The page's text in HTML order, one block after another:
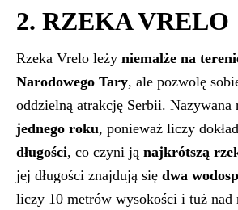
2. RZEKA VRELO
Rzeka Vrelo leży niemalże na
Narodowego Tary, ale pozwolę
oddzielną atrakcję Serbii. Nazywana
jednego roku, ponieważ liczy
długości, co czyni ją najkrótszą
jej długości znajdują się dwa
liczy 10 metrów wysokości i tuż nad